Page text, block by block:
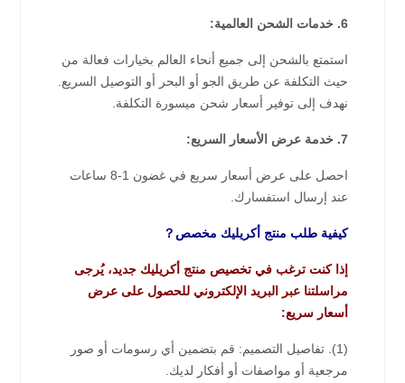
6. خدمات الشحن العالمية:
استمتع بالشحن إلى جميع أنحاء العالم بخيارات فعالة من
حيث التكلفة عن طريق الجو أو البحر أو التوصيل السريع.
نهدف إلى توفير أسعار شحن ميسورة التكلفة.
7. خدمة عرض الأسعار السريع:
احصل على عرض أسعار سريع في غضون 1-8 ساعات
عند إرسال استفسارك.
كيفية طلب منتج أكريليك مخصص？
إذا كنت ترغب في تخصيص منتج أكريليك جديد، يُرجى
مراسلتنا عبر البريد الإلكتروني للحصول على عرض
أسعار سريع:
(1). تفاصيل التصميم: قم بتضمين أي رسومات أو صور
مرجعية أو مواصفات أو أفكار لديك.